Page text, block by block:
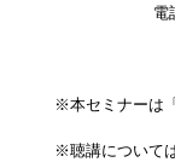
電話
※本セミナーは
※聴講について